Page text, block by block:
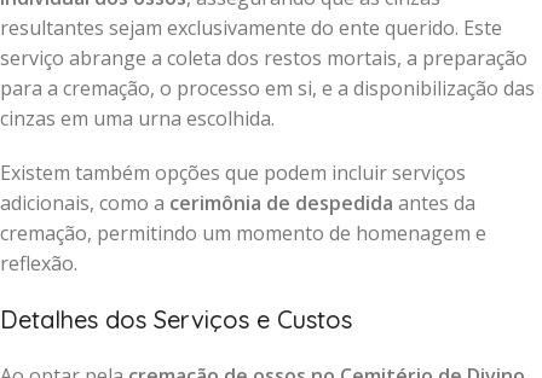
resultantes sejam exclusivamente do ente querido. Este
serviço abrange a coleta dos restos mortais, a preparação
para a cremação, o processo em si, e a disponibilização das
cinzas em uma urna escolhida.
Existem também opções que podem incluir serviços
adicionais, como a cerimônia de despedida antes da
cremação, permitindo um momento de homenagem e
reflexão.
Detalhes dos Serviços e Custos